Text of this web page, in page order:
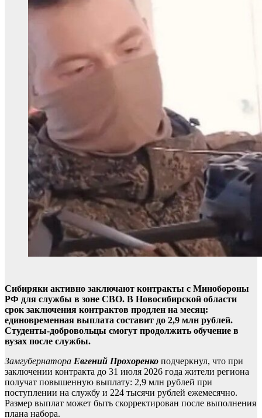
Сибиряки активно заключают контракты с Минобороны
РФ для службы в зоне СВО. В Новосибирской области
срок заключения контрактов продлен на месяц:
единовременная выплата составит до 2,9 млн рублей.
Студенты-добровольцы смогут продолжить обучение в
вузах после службы.
Замгубернатора Евгений Прохоренко подчеркнул, что при
заключении контракта до 31 июля 2026 года жители региона
получат повышенную выплату: 2,9 млн рублей при
поступлении на службу и 224 тысячи рублей ежемесячно.
Размер выплат может быть скорректирован после выполнения
плана набора.